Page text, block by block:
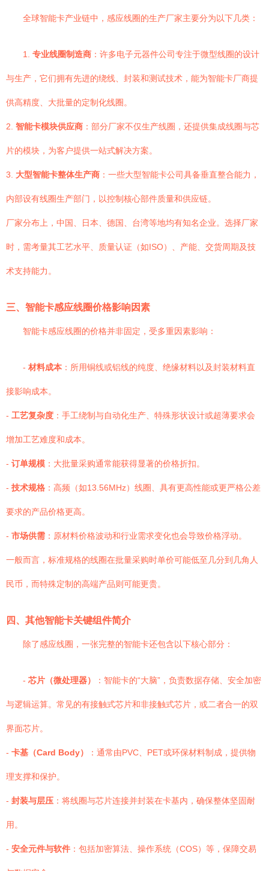
全球智能卡产业链中，感应线圈的生产厂家主要分为以下几类：
1. 专业线圈制造商 ：许多电子元器件公司专注于微型线圈的设计
与生产，它们拥有先进的绕线、封装和测试技术，能为智能卡厂商提
供高精度、大批量的定制化线圈。
2. 智能卡模块供应商 ：部分厂家不仅生产线圈，还提供集成线圈与芯
片的模块，为客户提供一站式解决方案。
3. 大型智能卡整体生产商 ：一些大型智能卡公司具备垂直整合能力，
内部设有线圈生产部门，以控制核心部件质量和供应链。
厂家分布上，中国、日本、德国、台湾等地均有知名企业。选择厂家
时，需考量其工艺水平、质量认证（如ISO）、产能、交货周期及技
术支持能力。
三、智能卡感应线圈价格影响因素
智能卡感应线圈的价格并非固定，受多重因素影响：
- 材料成本 ：所用铜线或铝线的纯度、绝缘材料以及封装材料直
接影响成本。
- 工艺复杂度 ：手工绕制与自动化生产、特殊形状设计或超薄要求会
增加工艺难度和成本。
- 订单规模 ：大批量采购通常能获得显著的价格折扣。
- 技术规格 ：高频（如13.56MHz）线圈、具有更高性能或更严格公差
要求的产品价格更高。
- 市场供需 ：原材料价格波动和行业需求变化也会导致价格浮动。
一般而言，标准规格的线圈在批量采购时单价可能低至几分到几角人
民币，而特殊定制的高端产品则可能更贵。
四、其他智能卡关键组件简介
除了感应线圈，一张完整的智能卡还包含以下核心部分：
- 芯片（微处理器） ：智能卡的“大脑”，负责数据存储、安全加密
与逻辑运算。常见的有接触式芯片和非接触式芯片，或二者合一的双
界面芯片。
- 卡基（Card Body） ：通常由PVC、PET或环保材料制成，提供物
理支撑和保护。
- 封装与层压 ：将线圈与芯片连接并封装在卡基内，确保整体坚固耐
用。
- 安全元件与软件 ：包括加密算法、操作系统（COS）等，保障交易